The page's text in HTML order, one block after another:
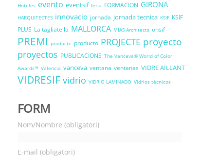
Hoteles evento eventsif feria FORMACION GIRONA
HARQUITECTES innovacio jornada jornada tecnica KSIF KSIF
PLUS La tagliatella MALLORCA MIAS Architects onsif
PREMI producte producto PROJECTE proyecto
proyectos PUBLICACIONS The Vanceva® World of Color
Awards™ Valencia vanceva ventana ventanas VIDRE AÏLLANT
VIDRESIF vidrio VIDRIO LAMINADO Vidrios técnicos
FORM
Nom/Nombre (obligatori)
E-mail (obligatori)